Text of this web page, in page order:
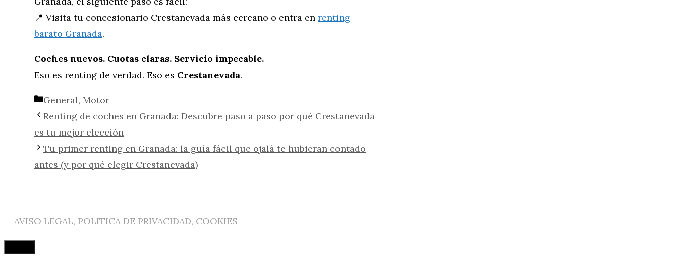
📍 Visita tu concesionario Crestanevada más cercano o entra en renting
barato Granada.
Coches nuevos. Cuotas claras. Servicio impecable.
Eso es renting de verdad. Eso es Crestanevada.
Categorías
General, Motor
Renting de coches en Granada: Descubre paso a paso por qué Crestanevada
es tu mejor elección
Tu primer renting en Granada: la guía fácil que ojalá te hubieran contado
antes (y por qué elegir Crestanevada)
AVISO LEGAL, POLITICA DE PRIVACIDAD, COOKIES
Cerrar